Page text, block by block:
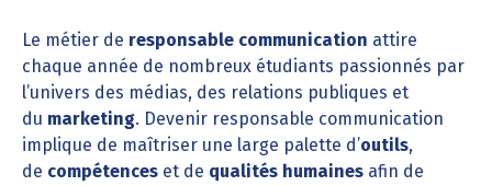
Le métier de responsable communication attire
chaque année de nombreux étudiants passionnés par
l’univers des médias, des relations publiques et
du marketing. Devenir responsable communication
implique de maîtriser une large palette d’outils,
de compétences et de qualités humaines afin de